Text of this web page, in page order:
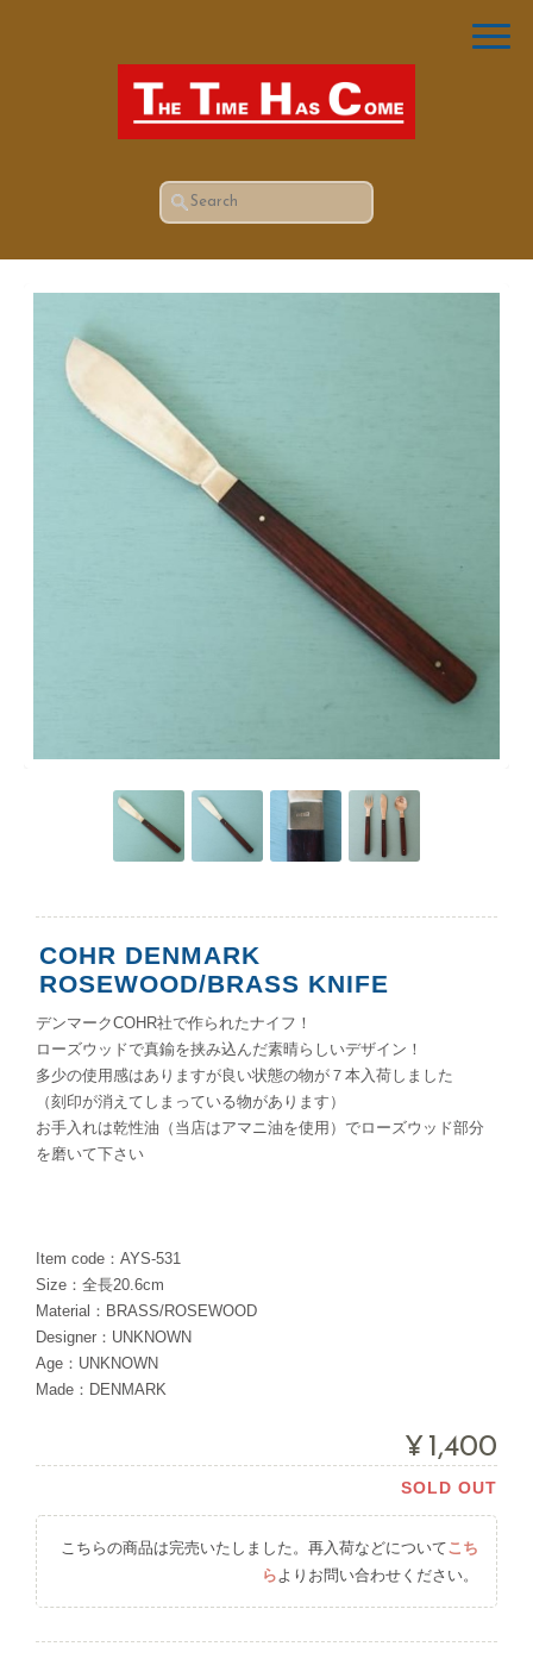
COHR DENMARK
ROSEWOOD/BRASS KNIFE
デンマークCOHR社で作られたナイフ！
ローズウッドで真鍮を挟み込んだ素晴らしいデザイン！
多少の使用感はありますが良い状態の物が７本入荷しました
（刻印が消えてしまっている物があります）
お手入れは乾性油（当店はアマニ油を使用）でローズウッド部分
を磨いて下さい
Item code：AYS-531
Size：全長20.6cm
Material：BRASS/ROSEWOOD
Designer：UNKNOWN
Age：UNKNOWN
Made：DENMARK
¥1,400
SOLD OUT
こちらの商品は完売いたしました。再入荷などについてこち
ら よりお問い合わせください。